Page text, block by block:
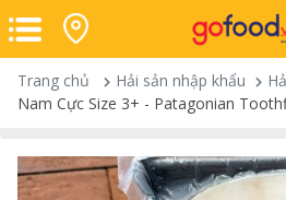
Trang chủ Hải sản nhập khẩu
Nam Cực Size 3+ - Patagonian